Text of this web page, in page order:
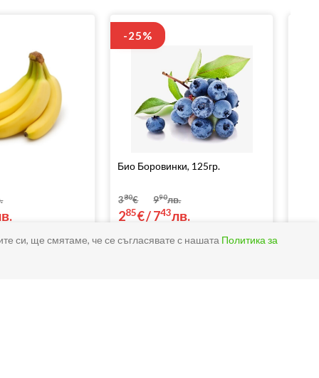
Купи
-25%
Био Боровинки, 125гр.
380€
285€/
990лв.
743лв.
Купи
си, ще смятаме, че се съгласявате с нашата Политика за